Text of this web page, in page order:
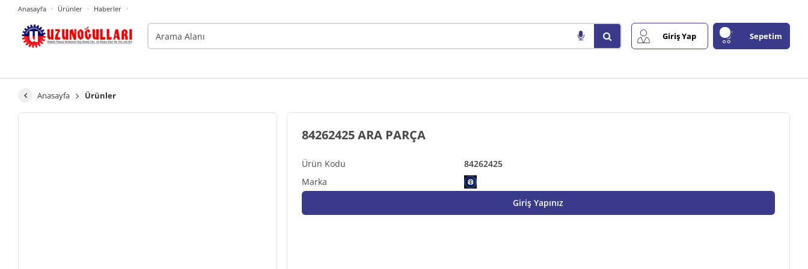
Anasayfa Ürünler Haberler
Giriş Yap Sepetim
Anasayfa Ürünler
84262425
84262425 ARA PARÇA
Giriş Yapınız